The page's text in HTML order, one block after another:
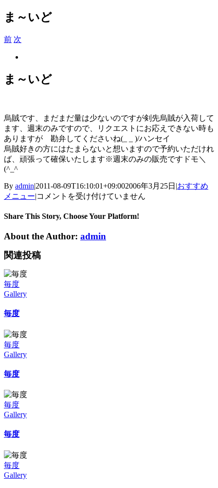
ま～いど
前 次
Image
ま～いど
烏賊です、まだまだ量は少ないのですが剣先烏賊が入荷して
ます、週末のみですので、リクエストにお応えできない時も
ありますが 勘弁してくださいね(_ _ )/ハンセイ
烏賊好きの方にはたまらないと想いますので予約いただけれ
ば、頑張って確保いたします※週末のみの販売ですドモ＼
(^_^
By admin|2011-08-09T16:10:01+09:002006年3月25日 |おすすめ
メニュー|ま
い
は
コメントを受け付けていません
Share This Story, Choose Your Platform!
About the Author: admin
関連投稿
毎度
Gallery
毎度
毎度
Gallery
毎度
毎度
Gallery
毎度
毎度
Gallery